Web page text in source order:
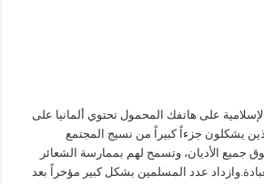
على هاتفك المحمول تحتوي ألمانيا على
يشكلون جزءاً كبيراً من نسيج المجتمع
جميع الأديان، وتسمح لهم بممارسة الشعائر
عدد المسلمين بشكل كبير مؤخراً بعد